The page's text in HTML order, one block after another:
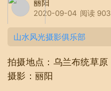
丽阳
2020-09-04 阅读 903
山水风光摄影俱乐部
拍摄地点：乌兰布统草原
摄影：丽阳